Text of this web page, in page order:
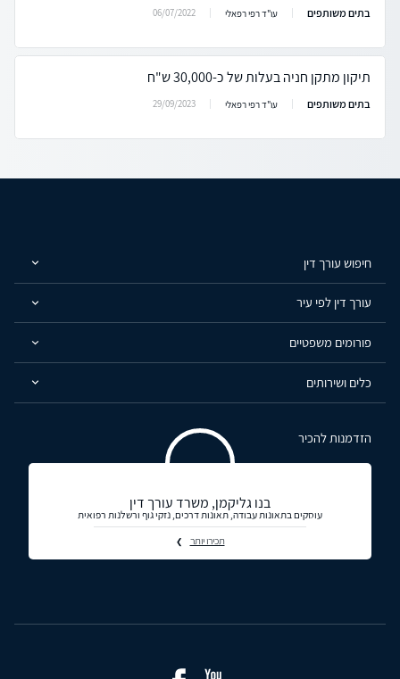
בתים משותפים עו"ד רפי רפאלי 06/07/2022
תיקון מתקן חניה בעלות של כ-30,000 ש"ח
בתים משותפים עו"ד רפי רפאלי 29/09/2023
חיפוש עורך דין
עורך דין לפי עיר
פורומים משפטיים
כלים ושירותים
הזדמנות להכיר
בנו גליקמן, משרד עורך דין
עוסקים בתאונות עבודה, תאונות דרכים, נזקי גוף ורשלנות רפואית
תכירו יותר